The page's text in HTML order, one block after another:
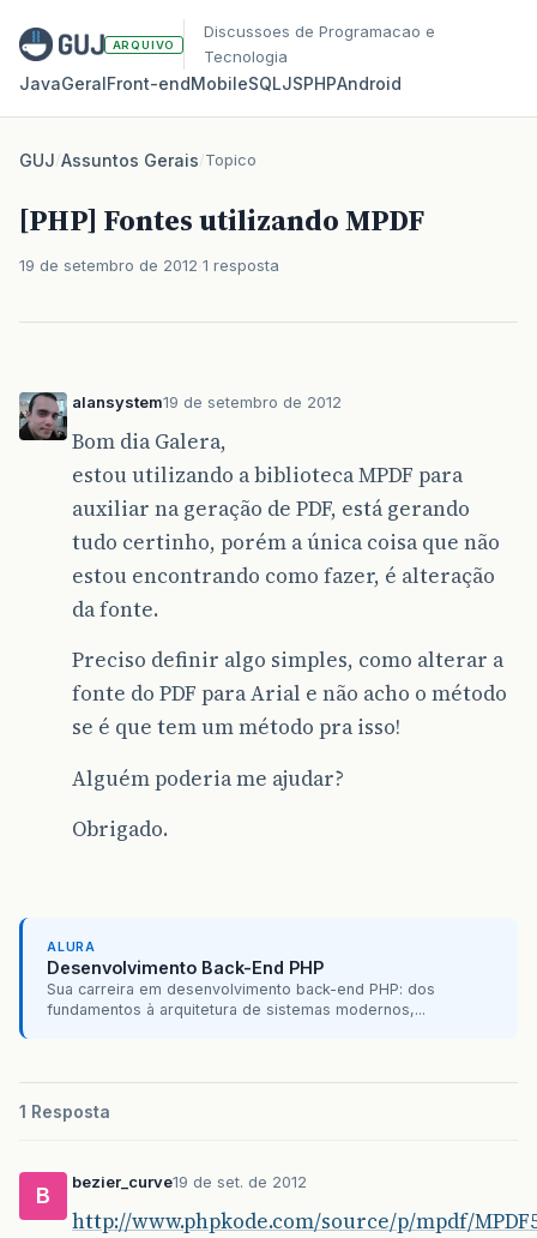
ARQUIVO
Discussoes de Programacao e
Tecnologia
JavaGeralFront‑endMobileSQLJSPHPAndroid
GUJ/Assuntos Gerais/Topico
[PHP] Fontes utilizando MPDF
19 de setembro de 2012 1 resposta
alansystem19 de setembro de 2012
Bom dia Galera,
estou utilizando a biblioteca MPDF para
auxiliar na geração de PDF, está gerando
tudo certinho, porém a única coisa que não
estou encontrando como fazer, é alteração
da fonte.
Preciso definir algo simples, como alterar a
fonte do PDF para Arial e não acho o método
se é que tem um método pra isso!
Alguém poderia me ajudar?
Obrigado.
ALURA
Desenvolvimento Back-End PHP
Sua carreira em desenvolvimento back-end PHP: dos
fundamentos à arquitetura de sistemas modernos,...
1 Resposta
B
bezier_curve19 de set. de 2012
http://www.phpkode.com/source/p/mpdf/